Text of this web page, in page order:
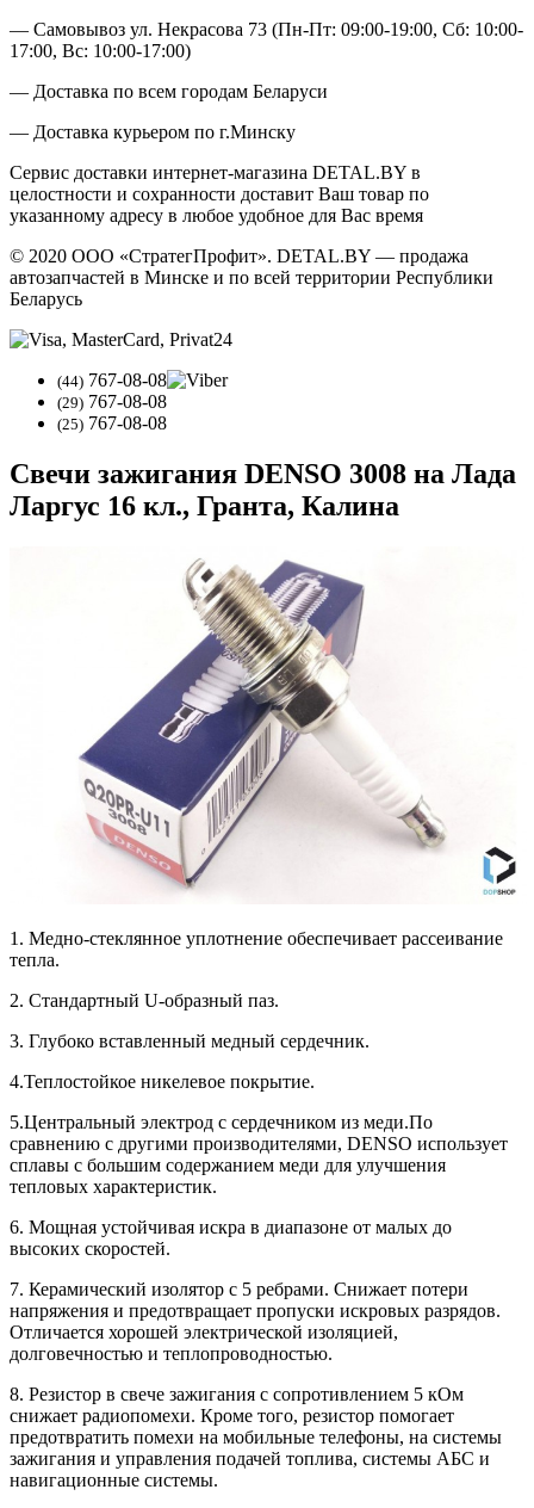
— Самовывоз ул. Некрасова 73 (Пн-Пт: 09:00-19:00, Сб: 10:00-
17:00, Вс: 10:00-17:00)
— Доставка по всем городам Беларуси
— Доставка курьером по г.Минску
Сервис доставки интернет-магазина DETAL.BY в
целостности и сохранности доставит Ваш товар по
указанному адресу в любое удобное для Вас время
© 2020 ООО «СтратегПрофит». DETAL.BY — продажа
автозапчастей в Минске и по всей территории Республики
Беларусь
(44) 767-08-08
(29) 767-08-08
(25) 767-08-08
Свечи зажигания DENSO 3008 на Лада
Ларгус 16 кл., Гранта, Калина
1. Медно-стеклянное уплотнение обеспечивает рассеивание
тепла.
2. Стандартный U-образный паз.
3. Глубоко вставленный медный сердечник.
4.Теплостойкое никелевое покрытие.
5.Центральный электрод с сердечником из меди.По
сравнению с другими производителями, DENSO использует
сплавы с большим содержанием меди для улучшения
тепловых характеристик.
6. Мощная устойчивая искра в диапазоне от малых до
высоких скоростей.
7. Керамический изолятор с 5 ребрами. Снижает потери
напряжения и предотвращает пропуски искровых разрядов.
Отличается хорошей электрической изоляцией,
долговечностью и теплопроводностью.
8. Резистор в свече зажигания с сопротивлением 5 кОм
снижает радиопомехи. Кроме того, резистор помогает
предотвратить помехи на мобильные телефоны, на системы
зажигания и управления подачей топлива, системы АБС и
навигационные системы.